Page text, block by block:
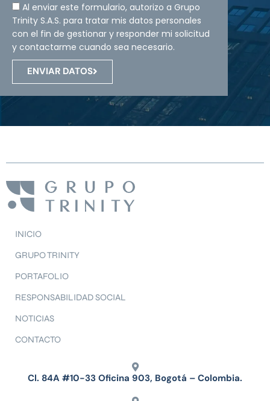
Al enviar este formulario, autorizo a Grupo
Trinity S.A.S. para tratar mis datos personales
con el fin de gestionar y responder mi solicitud
y contactarme cuando sea necesario.
ENVIAR DATOS
INICIO
GRUPO TRINITY
PORTAFOLIO
RESPONSABILIDAD SOCIAL
NOTICIAS
CONTACTO
Cl. 84A #10-33 Oficina 903, Bogotá – Colombia.